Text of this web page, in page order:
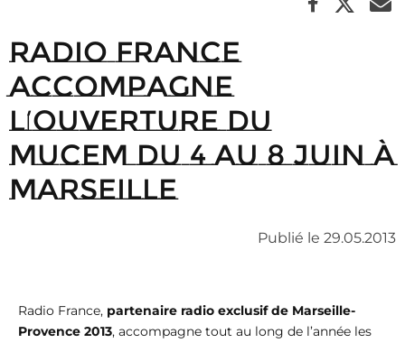
Radio France
accompagne
l’ouverture du
MuCEM du 4 au 8 juin à
Marseille
Publié le 29.05.2013
Radio France, partenaire radio exclusif de Marseille-
Provence 2013, accompagne tout au long de l’année les